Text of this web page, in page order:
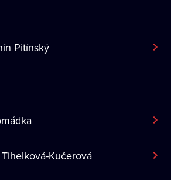
Pitínský
Kučerová